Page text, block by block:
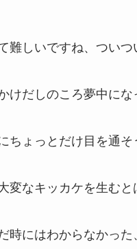
難しいですね、ついつ
けだしのころ夢中に
ちょっとだけ目を通そ
変なキッカケを生むと
時にはわからなかっ